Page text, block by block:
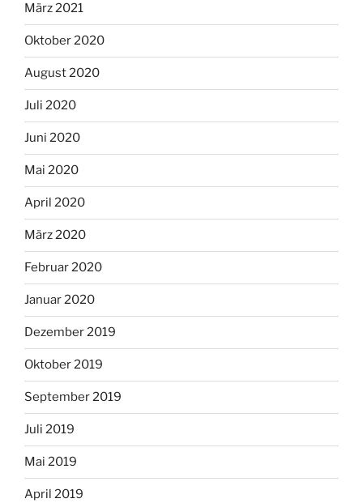
März 2021
Oktober 2020
August 2020
Juli 2020
Juni 2020
Mai 2020
April 2020
März 2020
Februar 2020
Januar 2020
Dezember 2019
Oktober 2019
September 2019
Juli 2019
Mai 2019
April 2019